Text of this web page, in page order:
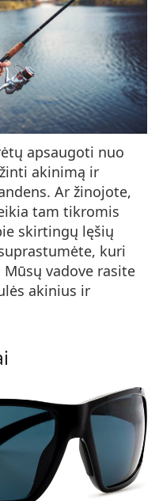
apsaugoti nuo
akinimą ir
Ar žinojote,
tam tikromis
skirtingų lęšių
kuri
vadove rasite
akinius ir